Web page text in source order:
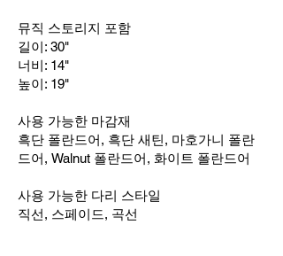
뮤직 스토리지 포함
길이: 30"
너비: 14"
높이: 19"
사용 가능한 마감재
흑단 폴란드어, 흑단 새틴, 마호가니 폴란
드어, Walnut 폴란드어, 화이트 폴란드어
사용 가능한 다리 스타일
직선, 스페이드, 곡선